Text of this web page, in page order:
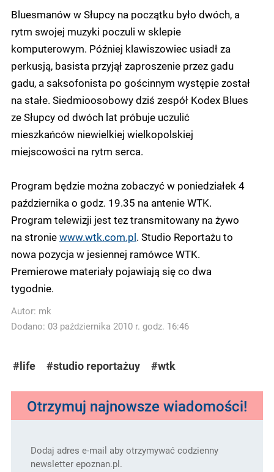
Bluesmanów w Słupcy na początku było dwóch, a
rytm swojej muzyki poczuli w sklepie
komputerowym. Później klawiszowiec usiadł za
perkusją, basista przyjął zaproszenie przez gadu
gadu, a saksofonista po gościnnym występie został
na stałe. Siedmioosobowy dziś zespół Kodex Blues
ze Słupcy od dwóch lat próbuje uczulić
mieszkańców niewielkiej wielkopolskiej
miejscowości na rytm serca.
Program będzie można zobaczyć w poniedziałek 4
października o godz. 19.35 na antenie WTK.
Program telewizji jest tez transmitowany na żywo
na stroniewww.wtk.com.pl. Studio Reportażu to
nowa pozycja w jesiennej ramówce WTK.
Premierowe materiały pojawiają się co dwa
tygodnie.
Autor: mk
Dodano: 03 października 2010 r. godz. 16:46
#life #studio reportażuy #wtk
Otrzymuj najnowsze wiadomości!
Dodaj adres e-mail aby otrzymywać codzienny
newsletter epoznan.pl.